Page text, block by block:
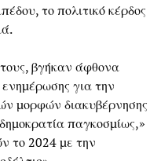
το πολιτικό κέρδος
βγήκαν άφθονα
για την
μορφών διακυβέρνησης
παγκοσμίως,»
το 2024 με την